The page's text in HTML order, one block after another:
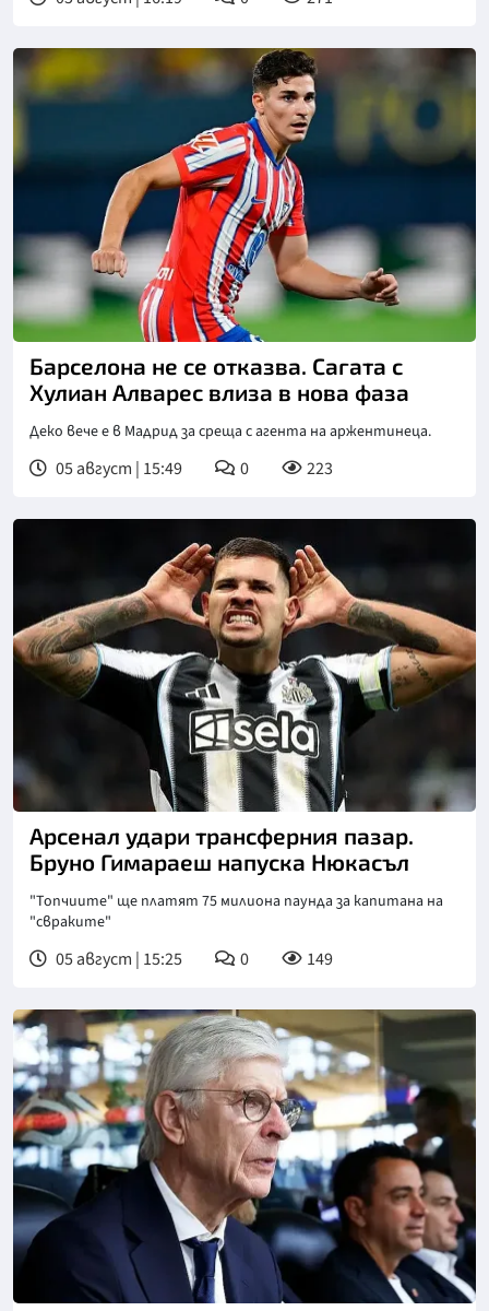
Снимка: goggle
Барселона не се отказва. Сагата с
Хулиан Алварес влиза в нова фаза
Деко вече е в Мадрид за среща с агента на аржентинеца.
05 август | 15:49 0 223
Снимка: goggle
Арсенал удари трансферния пазар.
Бруно Гимараеш напуска Нюкасъл
"Топчиите" ще платят 75 милиона паунда за капитана на
"свраките"
05 август | 15:25 0 149
Снимка: goggle